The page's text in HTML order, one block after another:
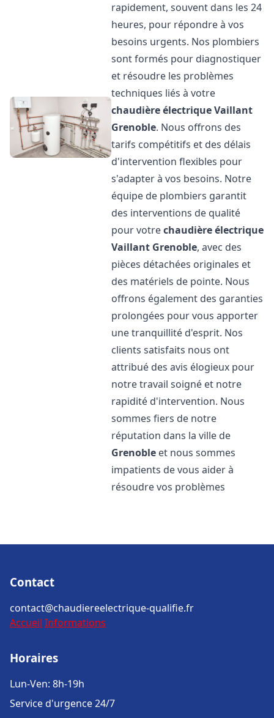
rapidement, souvent dans les 24
heures, pour répondre à vos
besoins urgents. Nos plombiers
sont formés pour diagnostiquer
et résoudre les problèmes
techniques liés à votre
chaudière électrique Vaillant
Grenoble. Nous offrons des
tarifs compétitifs et des délais
d'intervention flexibles pour
s'adapter à vos besoins. Notre
équipe de plombiers garantit
des interventions de qualité
pour votrechaudière électrique
Vaillant Grenoble, avec des
pièces détachées originales et
des matériels de pointe. Nous
offrons également des garanties
prolongées pour vous apporter
une tranquillité d'esprit. Nos
clients satisfaits nous ont
attribué des avis élogieux pour
notre travail soigné et notre
rapidité d'intervention. Nous
sommes fiers de notre
réputation dans la ville de
Grenoble et nous sommes
impatients de vous aider à
résoudre vos problèmes
Contact
contact@chaudiereelectrique-qualifie.fr
Accueil Informations
Horaires
Lun-Ven: 8h-19h
Service d'urgence 24/7